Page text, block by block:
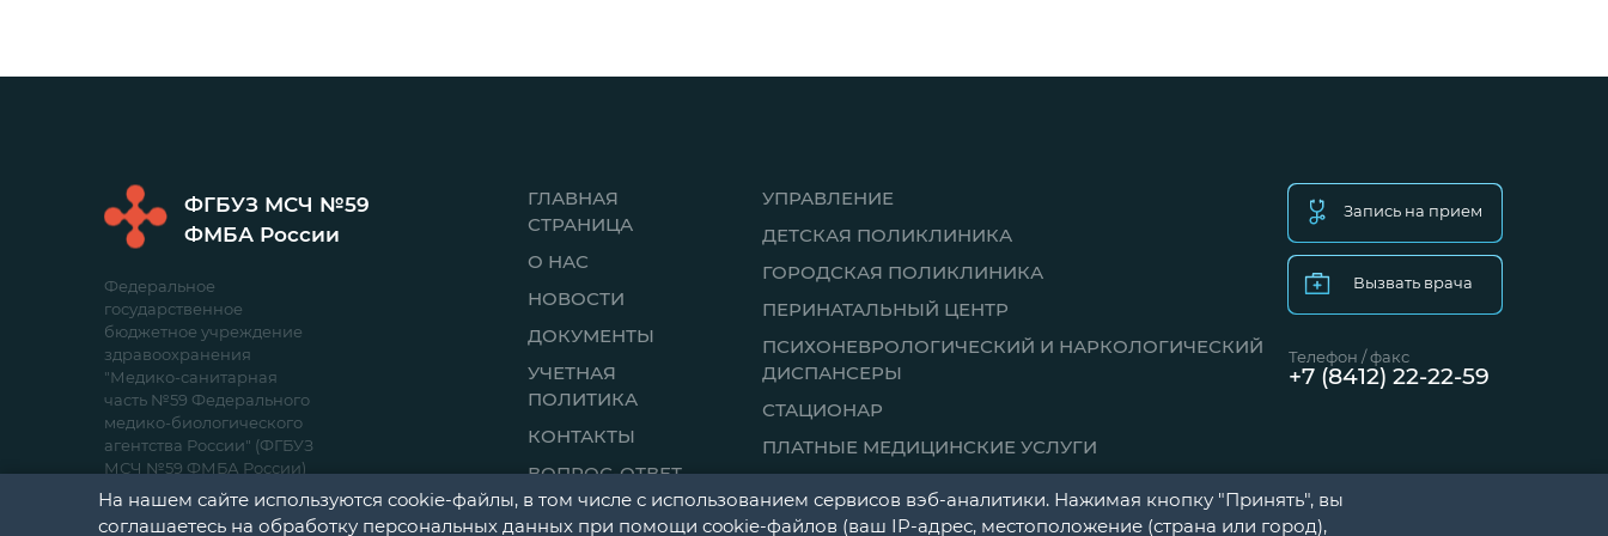
ФГБУЗ МСЧ №59
ФМБА России
Федеральное
государственное
бюджетное учреждение
здравоохранения
"Медико-санитарная
часть №59 Федерального
медико-биологического
агентства России" (ФГБУЗ
МСЧ №59 ФМБА России)
ГЛАВНАЯ
СТРАНИЦА
О НАС
НОВОСТИ
ДОКУМЕНТЫ
УЧЕТНАЯ
ПОЛИТИКА
КОНТАКТЫ
ВОПРОС-ОТВЕТ
УПРАВЛЕНИЕ
ДЕТСКАЯ ПОЛИКЛИНИКА
ГОРОДСКАЯ ПОЛИКЛИНИКА
ПЕРИНАТАЛЬНЫЙ ЦЕНТР
ПСИХОНЕВРОЛОГИЧЕСКИЙ И НАРКОЛОГИЧЕСКИЙ
ДИСПАНСЕРЫ
СТАЦИОНАР
ПЛАТНЫЕ МЕДИЦИНСКИЕ УСЛУГИ
Запись на прием
Вызвать врача
Телефон / факс
+7 (8412) 22-22-59
На нашем сайте используются cookie-файлы, в том числе с использованием сервисов вэб-аналитики. Нажимая кнопку "Принять", вы
соглашаетесь на обработку персональных данных при помощи cookie-файлов (ваш IP-адрес, местоположение (страна или город),